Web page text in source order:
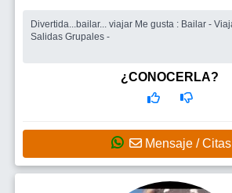
Divertida...bailar... viajar Me gusta : Bailar - Viajar - Organizar
Salidas Grupales -
¿CONOCERLA?
Mensaje / Citas